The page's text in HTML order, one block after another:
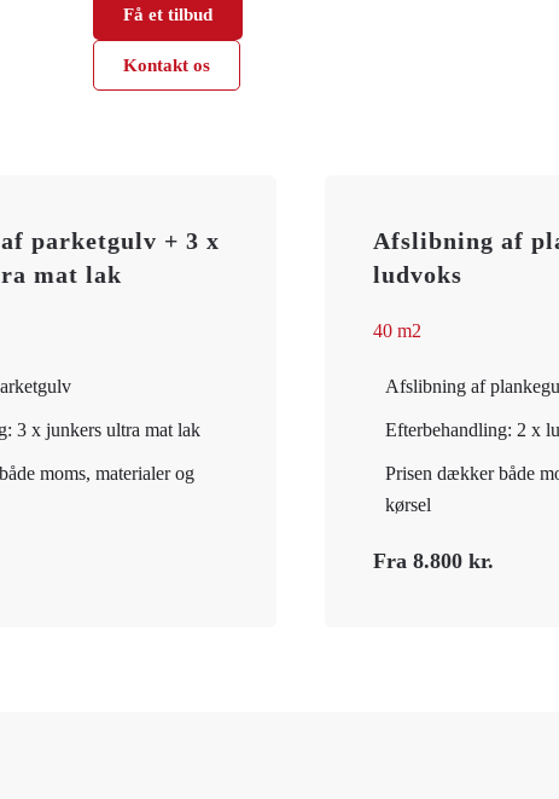
Få et tilbud
Kontakt os
parketgulv + 3 x
mat lak
3 x junkers ultra mat lak
moms, materialer og
Afslibning af
ludvoks
40 m2
Afslibning af
Efterbehandling: 2 x
Prisen dækker både
kørsel
Fra 8.800 kr.